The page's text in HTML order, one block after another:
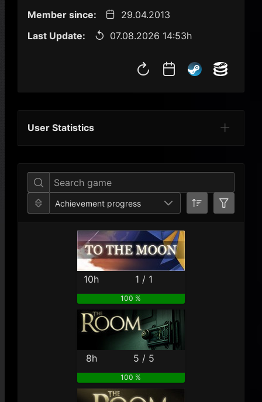
Member since:
29.04.2013
Last Update:
07.08.2026 14:53h
User Statistics
Per Year Last Year Last Month
Achievement progress
10h 1 / 1
100 %
8h 5 / 5
100 %